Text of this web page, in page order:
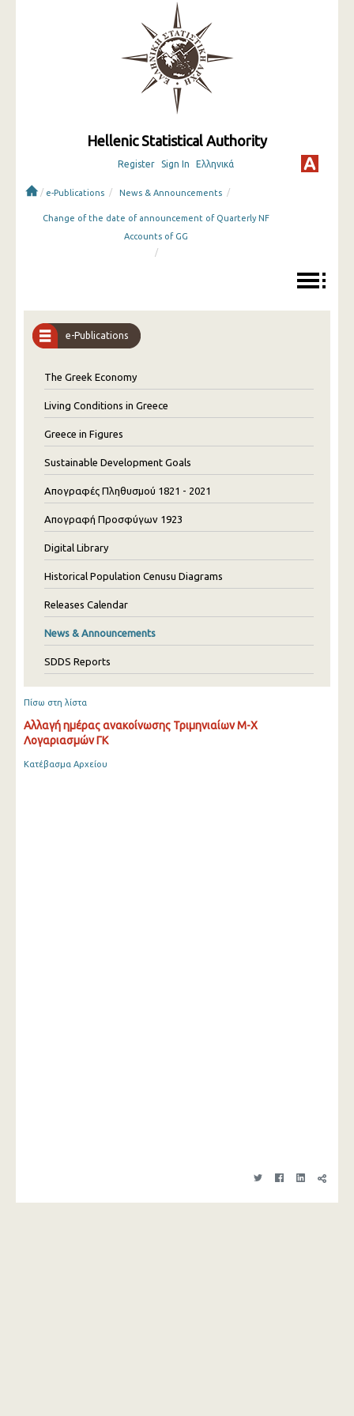
Hellenic Statistical Authority
Register Sign In Ελληνικά
/ e-Publications / News & Announcements /
Change of the date of announcement of Quarterly NF
Accounts of GG
/
e-Publications
The Greek Economy
Living Conditions in Greece
Greece in Figures
Sustainable Development Goals
Απογραφές Πληθυσμού 1821 - 2021
Απογραφή Προσφύγων 1923
Digital Library
Historical Population Cenusu Diagrams
Releases Calendar
News & Announcements
SDDS Reports
Πίσω στη λίστα
Αλλαγή ημέρας ανακοίνωσης Τριμηνιαίων Μ-Χ
Λογαριασμών ΓΚ
Κατέβασμα Αρχείου